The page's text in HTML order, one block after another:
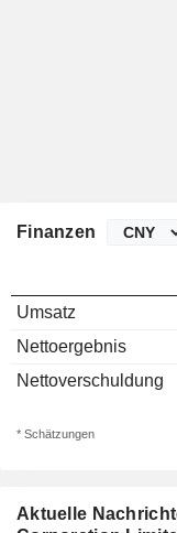
Aktuelle
Finanzen
Umsatz
Nettoergebnis
Nettoverschuldung
* Schätzungen